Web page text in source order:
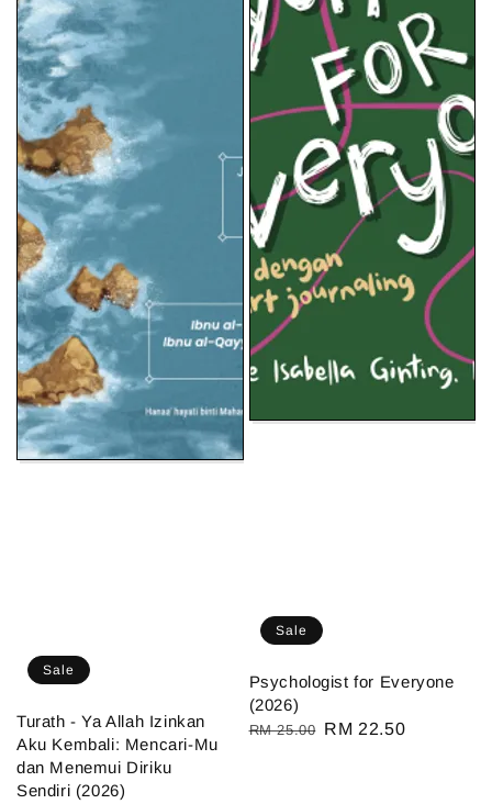
Sale
Turath - Ya Allah Izinkan
Aku Kembali: Mencari-Mu
dan Menemui Diriku
Sendiri (2026)
Sale
Psychologist for Everyone
(2026)
Regular
RM 25.00 Sale
RM 22.50